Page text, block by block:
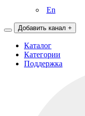
En
Добавить канал +
Каталог
Категории
Поддержка